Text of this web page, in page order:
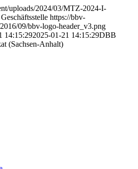
uploads/2024/03/MTZ-2024-I-
Geschäftsstelle https://bbv-
09/bbv-logo-header_v3.png
14:15:292025-01-21 14:15:29DBB
(Sachsen-Anhalt)